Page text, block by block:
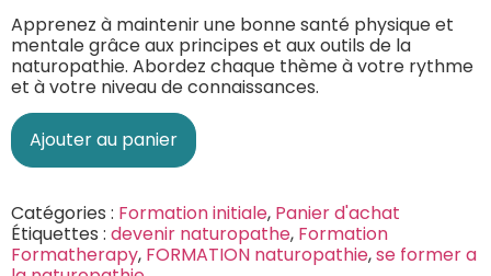
Apprenez à maintenir une bonne santé physique et
mentale grâce aux principes et aux outils de la
naturopathie. Abordez chaque thème à votre rythme
et à votre niveau de connaissances.
Ajouter au panier
Catégories : Formation initiale, Panier d'achat
Étiquettes : devenir naturopathe, Formation
Formatherapy, FORMATION naturopathie,se former a